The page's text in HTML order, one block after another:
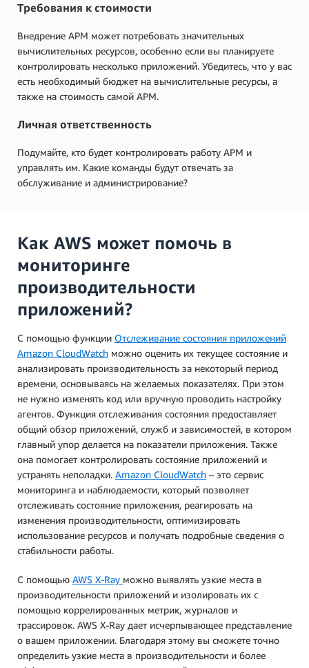
Требования к стоимости
Внедрение APM может потребовать значительных
вычислительных ресурсов, особенно если вы планируете
контролировать несколько приложений. Убедитесь, что у вас
есть необходимый бюджет на вычислительные ресурсы, а
также на стоимость самой APM.
Личная ответственность
Подумайте, кто будет контролировать работу APM и
управлять им. Какие команды будут отвечать за
обслуживание и администрирование?
Как AWS может помочь в
мониторинге
производительности
приложений?
С помощью функции Отслеживание состояния приложений
Amazon CloudWatch можно оценить их текущее состояние и
анализировать производительность за некоторый период
времени, основываясь на желаемых показателях. При этом
не нужно изменять код или вручную проводить настройку
агентов. Функция отслеживания состояния предоставляет
общий обзор приложений, служб и зависимостей, в котором
главный упор делается на показатели приложения. Также
она помогает контролировать состояние приложений и
устранять неполадки. Amazon CloudWatch – это сервис
мониторинга и наблюдаемости, который позволяет
отслеживать состояние приложения, реагировать на
изменения производительности, оптимизировать
использование ресурсов и получать подробные сведения о
стабильности работы.
С помощью AWS X-Ray можно выявлять узкие места в
производительности приложений и изолировать их с
помощью коррелированных метрик, журналов и
трассировок. AWS X-Ray дает исчерпывающее представление
о вашем приложении. Благодаря этому вы сможете точно
определить узкие места в производительности и более